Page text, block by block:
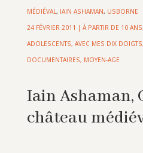
MÉDIÉVAL , IAIN ASHAMAN, USBORNE
24 FÉVRIER 2011 | À PARTIR DE 10 ANS,
ADOLESCENTS, AVEC MES DIX DOIGTS,
DOCUMENTAIRES, MOYEN-AGE
Iain Ashaman,
château